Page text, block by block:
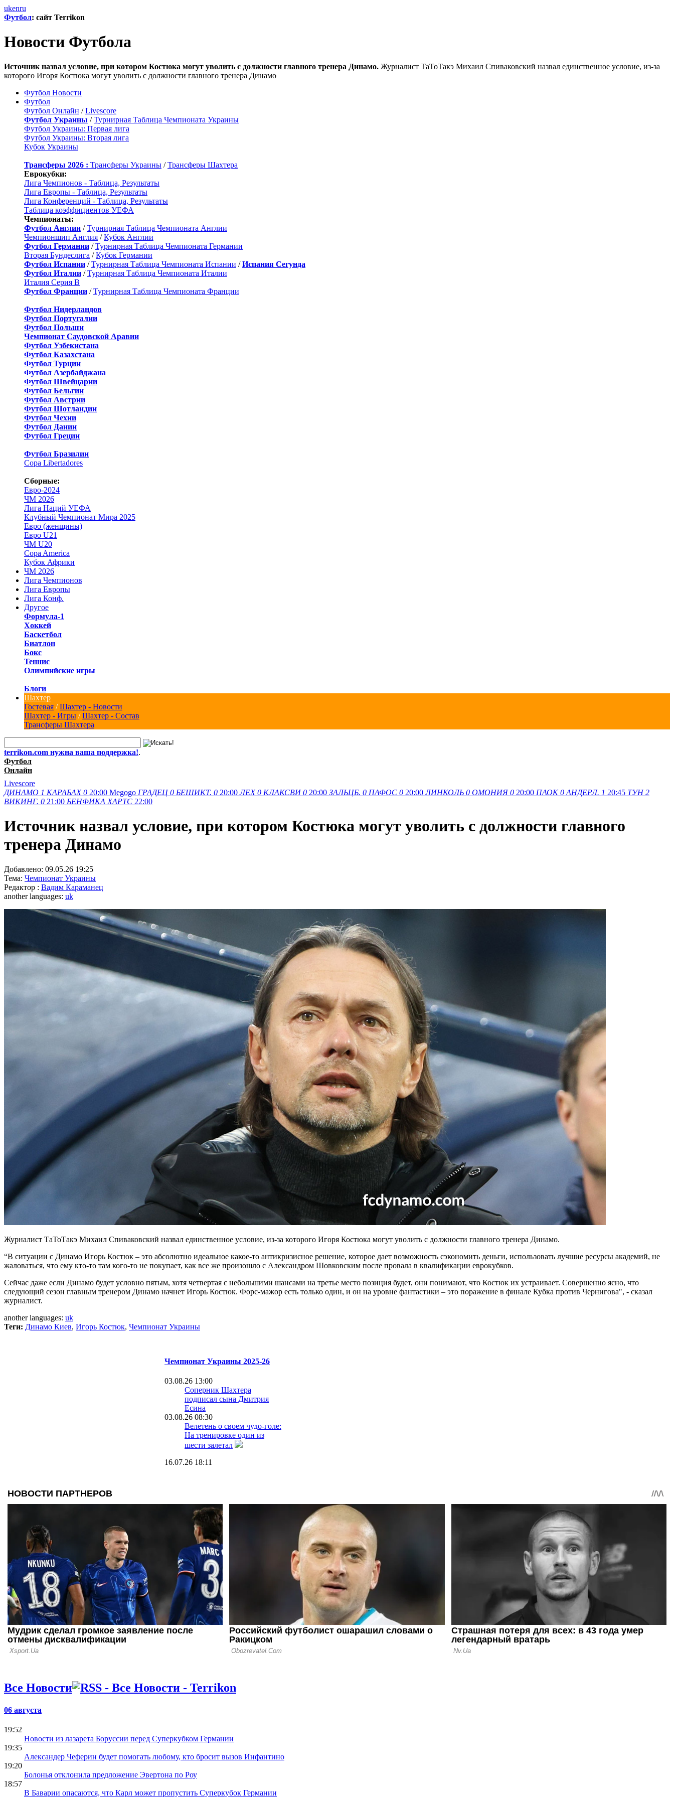
ukenru
Футбол: сайт Terrikon
Новости Футбола
Источник назвал условие, при котором Костюка могут уволить с должности главного тренера Динамо. Журналист ТаТоТакэ Михаил Спиваковский назвал единственное условие, из-за
которого Игоря Костюка могут уволить с должности главного тренера Динамо
Футбол Новости
Футбол
Футбол Онлайн /Livescore
Футбол Украины /Турнирная Таблица Чемпионата Украины
Футбол Украины: Первая лига
Футбол Украины: Вторая лига
Кубок Украины
Трансферы 2026 : Трансферы Украины /Трансферы Шахтера
Еврокубки:
Лига Чемпионов - Таблица, Результаты
Лига Европы - Таблица, Результаты
Лига Конференций - Таблица, Результаты
Таблица коэффициентов УЕФА
Чемпионаты:
Футбол Англии /Турнирная Таблица Чемпионата Англии
Чемпионшип Англия /Кубок Англии
Футбол Германии /Турнирная Таблица Чемпионата Германии
Вторая Бундеслига /Кубок Германии
Футбол Испании /Турнирная Таблица Чемпионата Испании /Испания Сегунда
Футбол Италии /Турнирная Таблица Чемпионата Италии
Италия Серия B
Футбол Франции /Турнирная Таблица Чемпионата Франции
Футбол Нидерландов
Футбол Португалии
Футбол Польши
Чемпионат Саудовской Аравии
Футбол Узбекистана
Футбол Казахстана
Футбол Турции
Футбол Азербайджана
Футбол Швейцарии
Футбол Бельгии
Футбол Австрии
Футбол Шотландии
Футбол Чехии
Футбол Дании
Футбол Греции
Футбол Бразилии
Copa Libertadores
Сборные:
Евро-2024
ЧМ 2026
Лига Наций УЕФА
Клубный Чемпионат Мира 2025
Евро (женщины)
Евро U21
ЧМ U20
Copa America
Кубок Африки
ЧМ 2026
Лига Чемпионов
Лига Европы
Лига Конф.
Другое
Формула-1
Хоккей
Баскетбол
Биатлон
Бокс
Теннис
Олимпийские игры
Блоги
Шахтер
Гостевая /Шахтер - Новости
Шахтер - Игры /Шахтер - Состав
Трансферы Шахтера
terrikon.com нужна ваша поддержка!.
Футбол
Онлайн
Livescore
ДИНАМО 1 КАРАБАХ 0 20:00 Megogo ГРАДЕЦ 0 БЕШИКТ. 0 20:00 ЛЕХ 0 КЛАКСВИ 0 20:00 ЗАЛЬЦБ. 0 ПАФОС 0 20:00 ЛИНКОЛЬ 0 ОМОНИЯ 0 20:00 ПАОК 0 АНДЕРЛ. 1 20:45 ТУН 2
ВИКИНГ. 0 21:00 БЕНФИКА ХАРТС 22:00
Источник назвал условие, при котором Костюка могут уволить с должности главного
тренера Динамо
Добавлено: 09.05.26 19:25
Тема: Чемпионат Украины
Редактор : Вадим Караманец
another languages: uk
Журналист ТаТоТакэ Михаил Спиваковский назвал единственное условие, из-за которого Игоря Костюка могут уволить с должности главного тренера Динамо.
“В ситуации с Динамо Игорь Костюк – это абсолютно идеальное какое-то антикризисное решение, которое дает возможность сэкономить деньги, использовать лучшие ресурсы академий, не
жаловаться, что ему кто-то там кого-то не покупает, как все же произошло с Александром Шовковским после провала в квалификации еврокубков.
Сейчас даже если Динамо будет условно пятым, хотя четвертая с небольшими шансами на третье место позиция будет, они понимают, что Костюк их устраивает. Совершенно ясно, что
следующий сезон главным тренером Динамо начнет Игорь Костюк. Форс-мажор есть только один, и он на уровне фантастики – это поражение в финале Кубка против Чернигова", - сказал
журналист.
another languages: uk
Теги: Динамо Киев, Игорь Костюк, Чемпионат Украины
Чемпионат Украины 2025-26
03.08.26 13:00
Соперник Шахтера
подписал сына Дмитрия
Есина
03.08.26 08:30
Велетень о своем чудо-голе:
На тренировке один из
шести залетал
16.07.26 18:11
Ротань: Туран поправил
слабое место Шахтера
последних лет
04.07.26 11:57
Срна: Шахтер сильно
пострадал, но никогда не
терял своей идентичности
Все Новости
06 августа
19:52
Новости из лазарета Боруссии перед Суперкубком Германии
19:35
Александер Чеферин будет помогать любому, кто бросит вызов Инфантино
19:20
Болонья отклонила предложение Эвертона по Роу
18:57
В Баварии опасаются, что Карл может пропустить Суперкубок Германии